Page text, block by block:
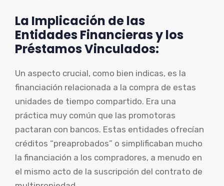
La Implicación de las
Entidades Financieras y los
Préstamos Vinculados:
Un aspecto crucial, como bien indicas, es la
financiación relacionada a la compra de estas
unidades de tiempo compartido. Era una
práctica muy común que las promotoras
pactaran con bancos. Estas entidades ofrecían
créditos “preaprobados” o simplificaban mucho
la financiación a los compradores, a menudo en
el mismo acto de la suscripción del contrato de